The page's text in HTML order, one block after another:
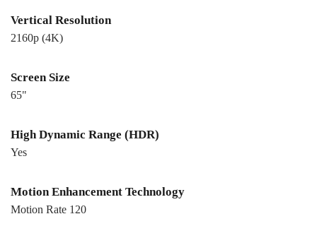
Vertical Resolution
2160p (4K)
Screen Size
65"
High Dynamic Range (HDR)
Yes
Motion Enhancement Technology
Motion Rate 120